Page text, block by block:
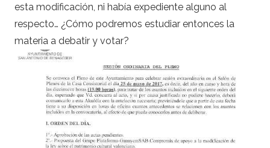
esta modificación, ni había expediente alguno al
respecto… ¿Cómo podremos estudiar entonces la
materia a debatir y votar?